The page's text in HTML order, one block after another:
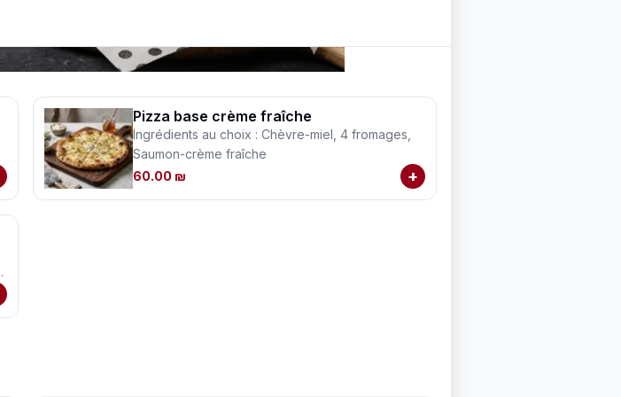
Pizza base crème fraîche
Ingrédients au choix : Chèvre-miel, 4 fromages,
Saumon-crème fraîche
60.00 ₪
+